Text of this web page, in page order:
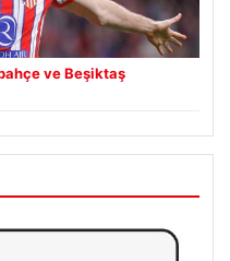
ve Beşiktaş